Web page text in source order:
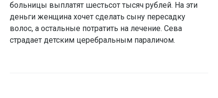
больницы выплатят шестьсот тысяч рублей. На эти
деньги женщина хочет сделать сыну пересадку
волос, а остальные потратить на лечение. Сева
страдает детским церебральным параличом.